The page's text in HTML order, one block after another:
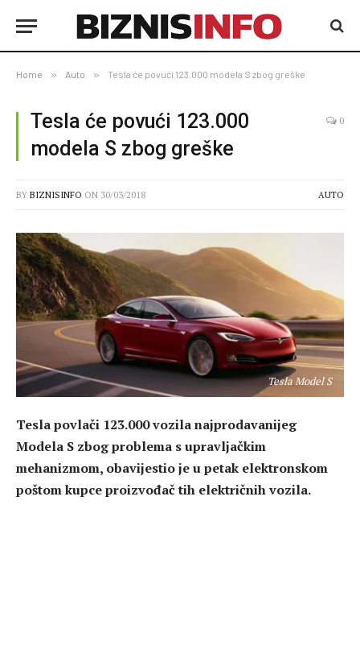
Home » Auto » Tesla će povući 123.000 modela S zbog greške
Tesla će povući 123.000
modela S zbog greške
0
BY BIZNISINFO ON 30/03/2018 AUTO
Tesla Model S
Tesla povlači 123.000 vozila najprodavanijeg
Modela S zbog problema s upravljačkim
mehanizmom, obavijestio je u petak elektronskom
poštom kupce proizvođač tih električnih vozila.